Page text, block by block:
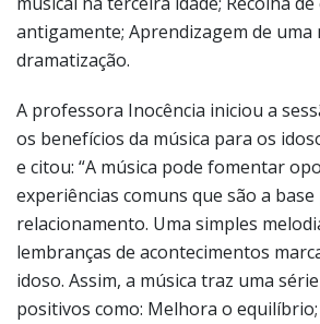
antigamente; Aprendizagem de uma
dramatização.
A professora Inocência iniciou a
os benefícios da música para os
e citou: “A música pode fomentar
experiências comuns que são a
relacionamento. Uma simples
lembranças de acontecimentos
idoso. Assim, a música traz uma
positivos como: Melhora o